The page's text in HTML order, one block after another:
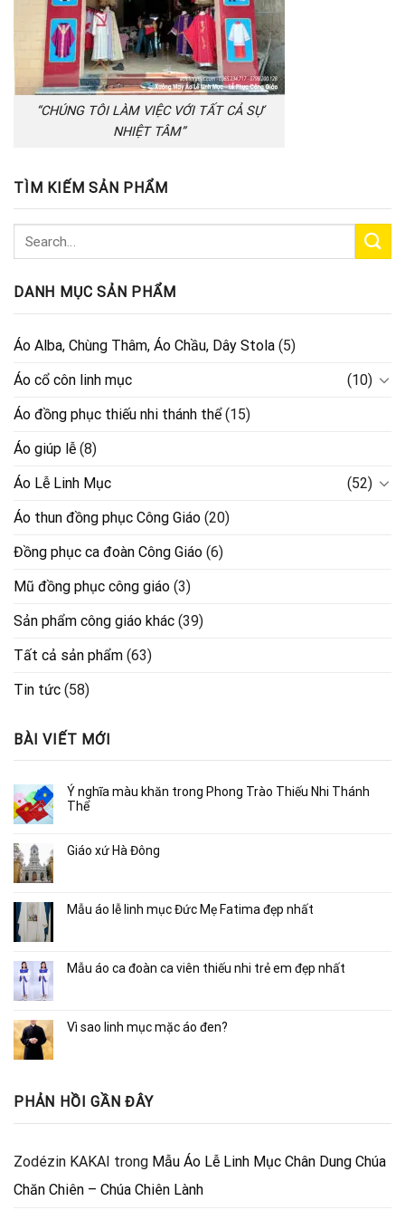
“CHÚNG TÔI LÀM VIỆC VỚI TẤT CẢ SỰ
NHIỆT TÂM”
TÌM KIẾM SẢN PHẨM
DANH MỤC SẢN PHẨM
Áo Alba, Chùng Thâm, Áo Chầu, Dây Stola (5)
Áo cổ côn linh mục
(10)
Áo đồng phục thiếu nhi thánh thể(15)
Áo giúp lễ (8)
Áo Lễ Linh Mục
(52)
Áo thun đồng phục Công Giáo (20)
Đồng phục ca đoàn Công Giáo (6)
Mũ đồng phục công giáo (3)
Sản phẩm công giáo khác (39)
Tất cả sản phẩm (63)
Tin tức (58)
BÀI VIẾT MỚI
Ý nghĩa màu khăn trong Phong Trào Thiếu Nhi Thánh
Thể
Giáo xứ Hà Đông
Mẫu áo lễ linh mục Đức Mẹ Fatima đẹp nhất
Mẫu áo ca đoàn ca viên thiếu nhi trẻ em đẹp nhất
Vì sao linh mục mặc áo đen?
PHẢN HỒI GẦN ĐÂY
Zodézin KAKAI trong Mẫu Áo Lễ Linh Mục Chân Dung Chúa
Chăn Chiên – Chúa Chiên Lành